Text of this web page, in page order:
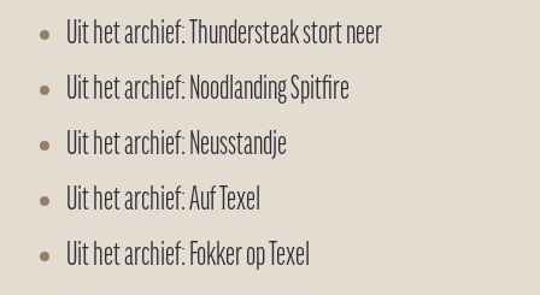
Uit het archief: Thundersteak stort neer
Uit het archief: Noodlanding Spitfire
Uit het archief: Neusstandje
Uit het archief: Auf Texel
Uit het archief: Fokker op Texel